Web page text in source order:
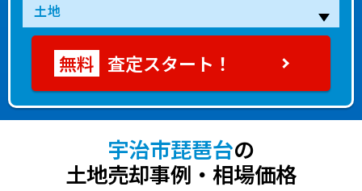
査定スタート！
宇治市琵琶台の
土地売却事例・相場価格